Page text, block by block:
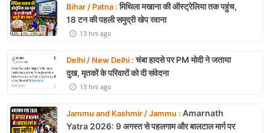
Bihar / Patna :मिथिला मखाना की ऑस्ट्रेलिया तक पहुंच,
18 टन की पहली समुद्री खेप रवाना
13 hrs ago
Delhi / New Delhi :चंबा हादसे पर PM मोदी ने जताया
दुख, मृतकों के परिवारों को दी संवेदना
13 hrs ago
Jammu and Kashmir / Jammu : Amarnath
Yatra 2026: 9 अगस्त से पहलगाम और बालटाल मार्ग पर